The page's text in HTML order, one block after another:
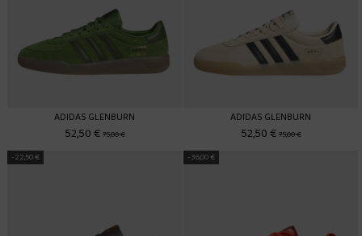
ADIDAS GLENBURN
52,50 €75,00 €
ADIDAS GLENBURN
52,50 €75,00 €
-22,50 € -36,00 €